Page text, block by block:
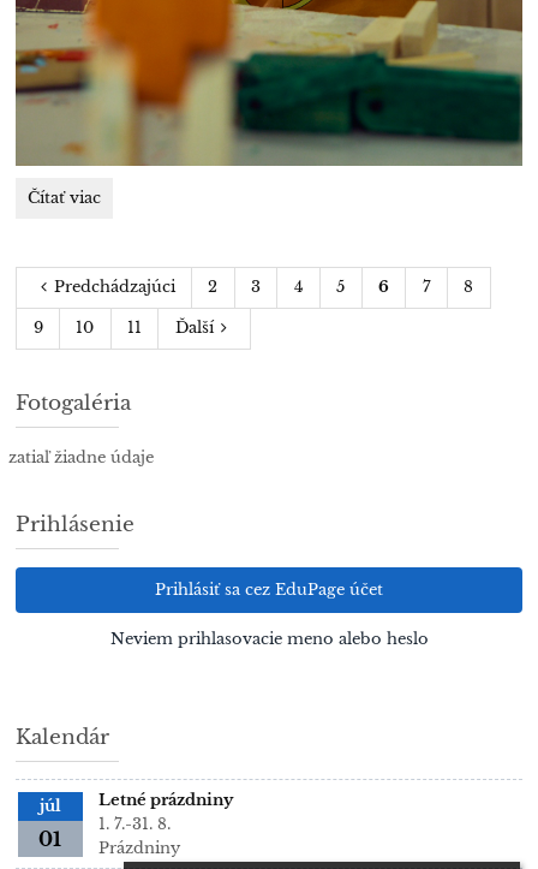
Vzdelávacie
Čítať viac
Predchádzajúci 2 3 4 5 6 7 8
9 10 11 Ďalší
Fotogaléria
zatiaľ žiadne údaje
Prihlásenie
Prihlásiť sa cez EduPage účet
Neviem prihlasovacie meno alebo heslo
Kalendár
júl
01
Letné prázdniny
1. 7.-31. 8.
Prázdniny